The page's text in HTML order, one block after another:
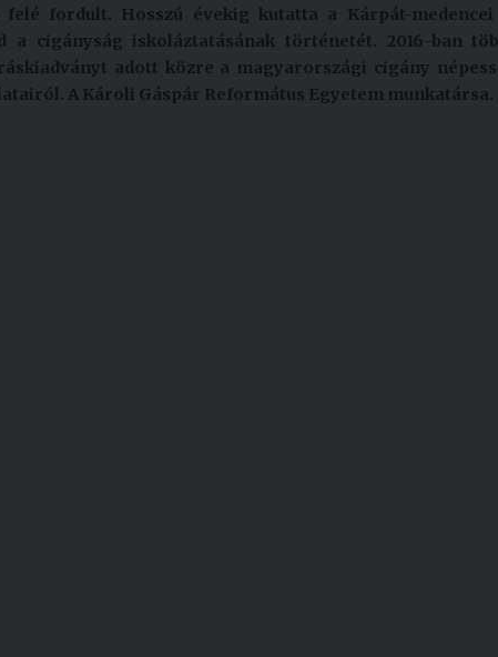
fordult. Hosszú évekig kutatta a Kárpát-medencei
a cigányság iskoláztatásának történetét. 2016-ban
adott közre a magyarországi cigány
A Károli Gáspár Református Egyetem munkatársa.